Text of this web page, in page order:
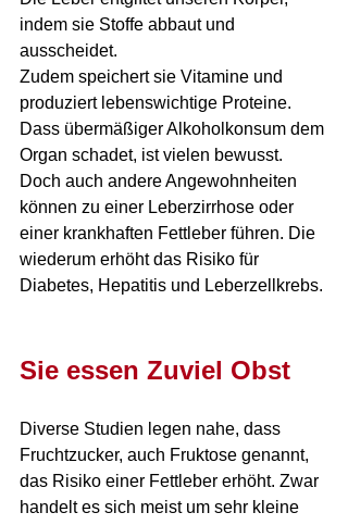
indem sie Stoffe abbaut und
ausscheidet.
Zudem speichert sie Vitamine und
produziert lebenswichtige Proteine.
Dass übermäßiger Alkoholkonsum dem
Organ schadet, ist vielen bewusst.
Doch auch andere Angewohnheiten
können zu einer Leberzirrhose oder
einer krankhaften Fettleber führen. Die
wiederum erhöht das Risiko für
Diabetes, Hepatitis und Leberzellkrebs.
Sie essen Zuviel Obst
Diverse Studien legen nahe, dass
Fruchtzucker, auch Fruktose genannt,
das Risiko einer Fettleber erhöht. Zwar
handelt es sich meist um sehr kleine